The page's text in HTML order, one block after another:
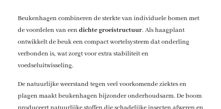
Beukenhagen combineren de sterkte van individuele bomen met
de voordelen van eendichte groeistructuur. Als haagplant
ontwikkelt de beuk een compact wortelsysteem dat onderling
verbonden is, wat zorgt voor extra stabiliteit en
voedseluitwisseling.
De natuurlijke weerstand tegen veel voorkomende ziektes en
plagen maakt beukenhagen bijzonder onderhoudsarm. De boom